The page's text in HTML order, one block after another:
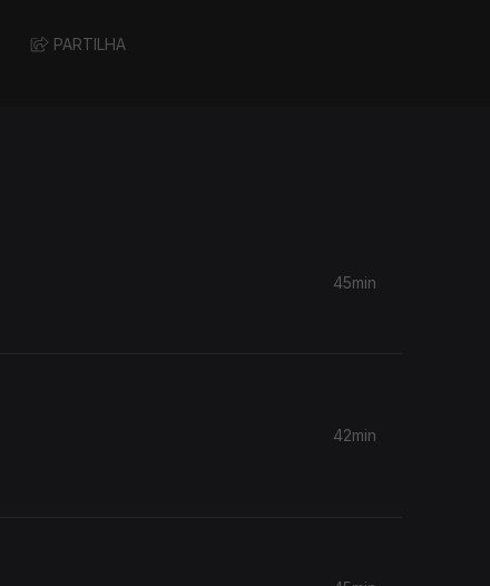
PARTILHA
45min
42min